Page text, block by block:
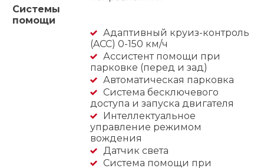
Системы
помощи
Адаптивный круиз-контроль
(ACC) 0-150 км/ч
Ассистент помощи при
парковке (перед и зад)
Автоматическая парковка
Система бесключевого
доступа и запуска двигателя
Интеллектуальное
управление режимом
вождения
Датчик света
Система помощи при